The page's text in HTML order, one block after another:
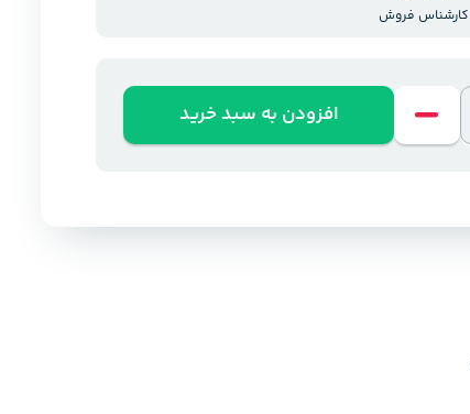
کارشناس فروش
افزودن به سبد خرید